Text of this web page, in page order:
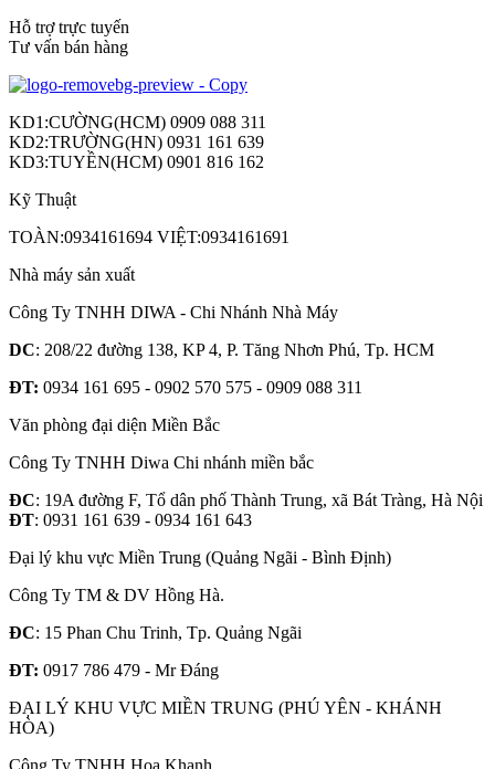
Hỗ trợ trực tuyến
Tư vấn bán hàng
KD1:CƯỜNG(HCM) 0909 088 311
KD2:TRƯỜNG(HN) 0931 161 639
KD3:TUYỀN(HCM) 0901 816 162
Kỹ Thuật
TOÀN:0934161694 VIỆT:0934161691
Nhà máy sản xuất
Công Ty TNHH DIWA - Chi Nhánh Nhà Máy
DC: 208/22 đường 138, KP 4, P. Tăng Nhơn Phú, Tp. HCM
ĐT: 0934 161 695 - 0902 570 575 - 0909 088 311
Văn phòng đại diện Miền Bắc
Công Ty TNHH Diwa Chi nhánh miền bắc
ĐC: 19A đường F, Tổ dân phố Thành Trung, xã Bát Tràng, Hà Nội
ĐT: 0931 161 639 - 0934 161 643
Đại lý khu vực Miền Trung (Quảng Ngãi - Bình Định)
Công Ty TM & DV Hồng Hà.
ĐC: 15 Phan Chu Trinh, Tp. Quảng Ngãi
ĐT: 0917 786 479 - Mr Đáng
ĐẠI LÝ KHU VỰC MIỀN TRUNG (PHÚ YÊN - KHÁNH
HÒA)
Công Ty TNHH Hoa Khanh